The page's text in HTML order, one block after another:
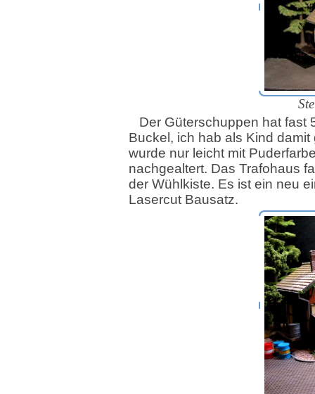
Der Güterschuppen hat fast
Buckel, ich hab als Kind damit
wurde nur leicht mit
nachgealtert. Das Trafohaus
der Wühlkiste. Es ist ein neu
Lasercut Bausatz.